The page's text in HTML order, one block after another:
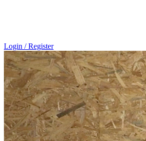
Login / Register